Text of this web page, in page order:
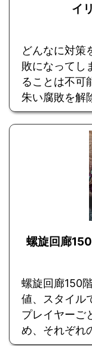
イ
どんなに対策
敗になってし
ることは不可
朱い腐敗を解
螺旋回廊
螺旋回廊150
値、スタイル
プレイヤーご
め、それぞれ